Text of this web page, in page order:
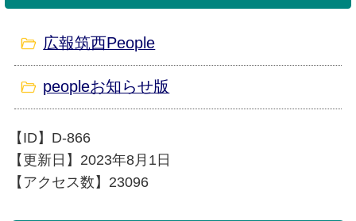
広報筑西People
peopleお知らせ版
【ID】 D-866
【更新日】 2023年8月1日
【アクセス数】 23096